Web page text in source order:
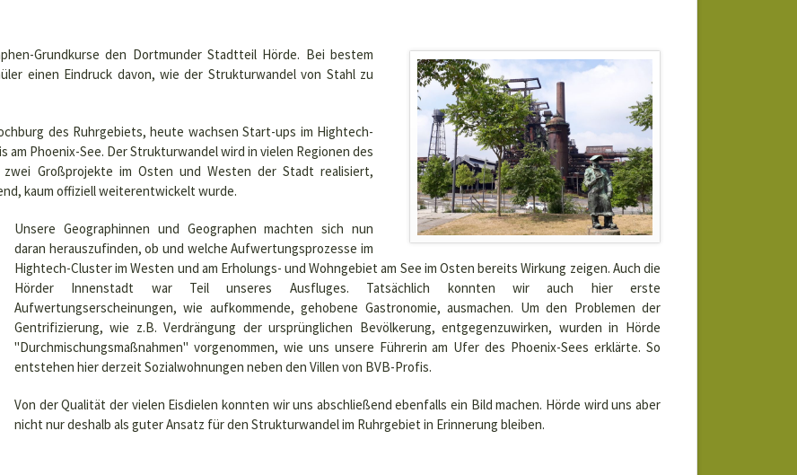
Grundkurse den Dortmunder Stadtteil Hörde. Bei bestem
einen Eindruck davon, wie der Strukturwandel von Stahl zu
des Ruhrgebiets, heute wachsen Start-ups im Hightech-
am Phoenix-See. Der Strukturwandel wird in vielen Regionen des
Großprojekte im Osten und Westen der Stadt realisiert,
kaum offiziell weiterentwickelt wurde.
Unsere Geographinnen und Geographen machten sich nun
daran herauszufinden, ob und welche Aufwertungsprozesse im
Hightech-Cluster im Westen und am Erholungs- und Wohngebiet am See im Osten bereits Wirkung zeigen. Auch die
Hörder Innenstadt war Teil unseres Ausfluges. Tatsächlich konnten wir auch hier erste
Aufwertungserscheinungen, wie aufkommende, gehobene Gastronomie, ausmachen. Um den Problemen der
Gentrifizierung, wie z.B. Verdrängung der ursprünglichen Bevölkerung, entgegenzuwirken, wurden in Hörde
"Durchmischungsmaßnahmen" vorgenommen, wie uns unsere Führerin am Ufer des Phoenix-Sees erklärte. So
entstehen hier derzeit Sozialwohnungen neben den Villen von BVB-Profis.
Von der Qualität der vielen Eisdielen konnten wir uns abschließend ebenfalls ein Bild machen. Hörde wird uns aber
nicht nur deshalb als guter Ansatz für den Strukturwandel im Ruhrgebiet in Erinnerung bleiben.